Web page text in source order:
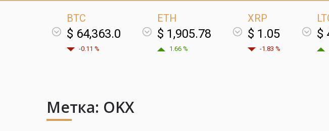
BTC
$ 64,363.0
-0.11 %
ETH
$ 1,905.78
1.66 %
XRP
$ 1.05
-1.83 %
$
Метка: OKX